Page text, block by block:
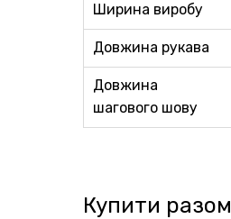
Ширина виробу
Довжина рукава
Довжина
шагового шову
Купити разом